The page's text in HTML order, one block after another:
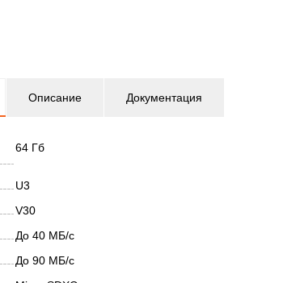
Описание Документация
64 Гб
U3
V30
До 40 МБ/с
До 90 МБ/с